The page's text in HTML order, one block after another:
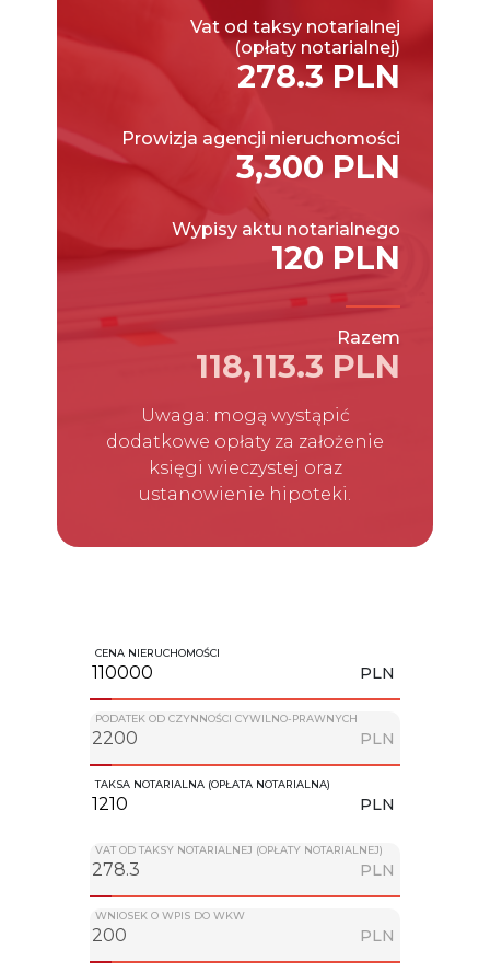
Vat od taksy notarialnej
(opłaty notarialnej)
278.3 PLN
Prowizja agencji nieruchomości
3,300 PLN
Wypisy aktu notarialnego
120 PLN
Razem
118,113.3 PLN
Uwaga: mogą wystąpić
dodatkowe opłaty za założenie
księgi wieczystej oraz
ustanowienie hipoteki.
CENA NIERUCHOMOŚCI
PLN
PODATEK OD CZYNNOŚCI CYWILNO-PRAWNYCH
PLN
TAKSA NOTARIALNA (OPŁATA NOTARIALNA)
PLN
VAT OD TAKSY NOTARIALNEJ (OPŁATY NOTARIALNEJ)
PLN
WNIOSEK O WPIS DO WKW
PLN